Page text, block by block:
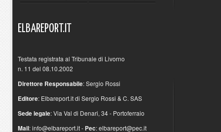
ELBAREPORT.IT
Testata registrata al Tribunale di Livorno
n. 11 del 08.10.2002
Direttore Responsabile: Sergio Rossi
Editore: Elbareport.it di Sergio Rossi & C. SAS
Sede legale: Via Val di Denari, 34 - Portoferraio
Mail:info@elbareport.it- Pec:elbareport@pec.it